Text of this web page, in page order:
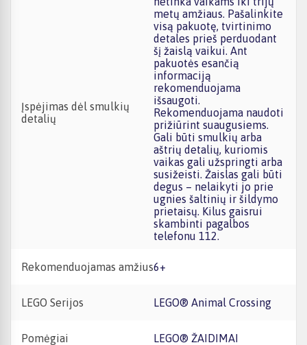
Įspėjimas dėl smulkių
detalių
metų amžiaus. Pašalinkite
visą pakuotę, tvirtinimo
detales prieš perduodant
šį žaislą vaikui. Ant
pakuotės esančią
informaciją
rekomenduojama
išsaugoti.
Rekomenduojama naudoti
prižiūrint suaugusiems.
Gali būti smulkių arba
aštrių detalių, kuriomis
vaikas gali užspringti arba
susižeisti. Žaislas gali būti
degus – nelaikyti jo prie
ugnies šaltinių ir šildymo
prietaisų. Kilus gaisrui
skambinti pagalbos
telefonu 112.
Rekomenduojamas amžius 6+
LEGO Serijos LEGO® Animal Crossing
Pomėgiai LEGO® ŽAIDIMAI